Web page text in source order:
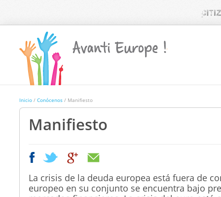
Inicio/ Conócenos/ Manifiesto
Manifiesto
La crisis de la deuda europea está fuera de
europeo en su conjunto se encuentra bajo